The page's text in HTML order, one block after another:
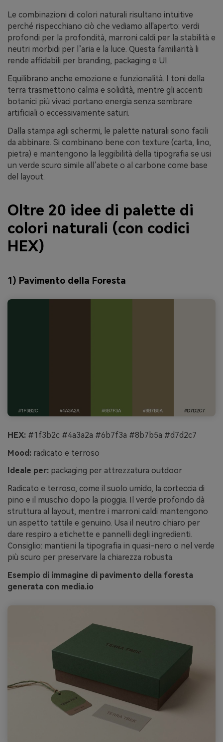
Le combinazioni di colori naturali risultano intuitive
perché rispecchiano ciò che vediamo all'aperto: verdi
profondi per la profondità, marroni caldi per la stabilità e
neutri morbidi per l’aria e la luce. Questa familiarità li
rende affidabili per branding, packaging e UI.
Equilibrano anche emozione e funzionalità. I toni della
terra trasmettono calma e solidità, mentre gli accenti
botanici più vivaci portano energia senza sembrare
artificiali o eccessivamente saturi.
Dalla stampa agli schermi, le palette naturali sono facili
da abbinare. Si combinano bene con texture (carta, lino,
pietra) e mantengono la leggibilità della tipografia se usi
un verde scuro simile all’abete o al carbone come base
del layout.
Oltre 20 idee di palette di
colori naturali (con codici
HEX)
1) Pavimento della Foresta
HEX: #1f3b2c #4a3a2a #6b7f3a #8b7b5a #d7d2c7
Mood: radicato e terroso
Ideale per: packaging per attrezzatura outdoor
Radicato e terroso, come il suolo umido, la corteccia di
pino e il muschio dopo la pioggia. Il verde profondo dà
struttura al layout, mentre i marroni caldi mantengono
un aspetto tattile e genuino. Usa il neutro chiaro per
dare respiro a etichette e pannelli degli ingredienti.
Consiglio: mantieni la tipografia in quasi-nero o nel verde
più scuro per preservare la chiarezza robusta.
Esempio di immagine di pavimento della foresta
generata con media.io